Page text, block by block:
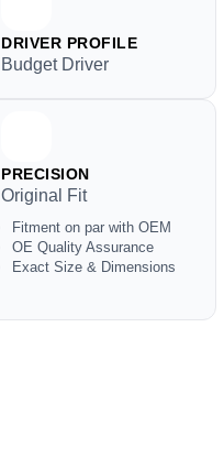
DRIVER PROFILE
Budget Driver
PRECISION
Original Fit
Fitment on par with OEM
OE Quality Assurance
Exact Size & Dimensions